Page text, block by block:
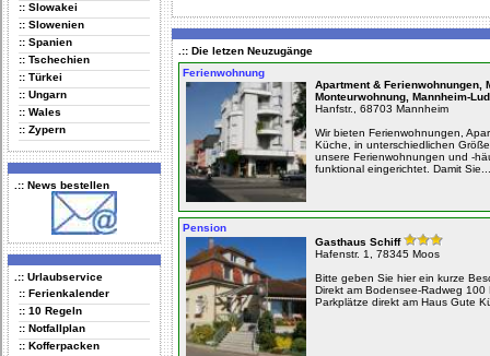
:: Slowakei
:: Slowenien
:: Spanien
:: Tschechien
:: Türkei
:: Ungarn
:: Wales
:: Zypern
.:: News bestellen
.:: Urlaubservice
:: Ferienkalender
:: 10 Regeln
:: Notfallplan
:: Kofferpacken
.:: Die letzen Neuzugänge
Ferienwohnung
Apartment & Ferienwohnungen,
Monteurwohnung, Mannheim-
Hanfstr., 68703 Mannheim
Wir bieten Ferienwohnungen,
Küche, in unterschiedlichen
unsere Ferienwohnungen und -
funktional eingerichtet. Damit Sie...
Pension
Gasthaus Schiff
Hafenstr. 1, 78345 Moos
Bitte geben Sie hier ein kurze
Direkt am Bodensee-Radweg 100
Parkplätze direkt am Haus Gute